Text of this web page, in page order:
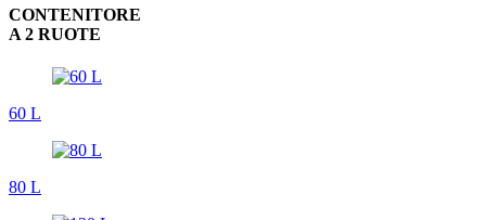
CONTENITORE
A 2 RUOTE
60 L
80 L